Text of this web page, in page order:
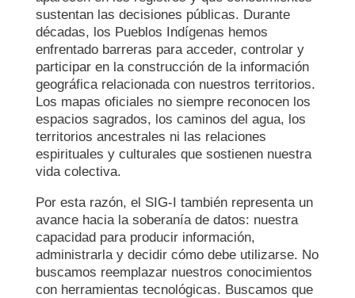
sustentan las decisiones públicas. Durante
décadas, los Pueblos Indígenas hemos
enfrentado barreras para acceder, controlar y
participar en la construcción de la información
geográfica relacionada con nuestros territorios.
Los mapas oficiales no siempre reconocen los
espacios sagrados, los caminos del agua, los
territorios ancestrales ni las relaciones
espirituales y culturales que sostienen nuestra
vida colectiva.
Por esta razón, el SIG-I también representa un
avance hacia la soberanía de datos: nuestra
capacidad para producir información,
administrarla y decidir cómo debe utilizarse. No
buscamos reemplazar nuestros conocimientos
con herramientas tecnológicas. Buscamos que